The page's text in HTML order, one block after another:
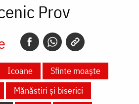
Prov
Icoane
Sfinte moaște
Mănăstiri și biserici